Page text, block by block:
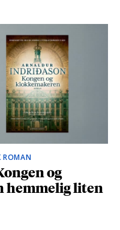
ROMAN
og
hemmelig liten